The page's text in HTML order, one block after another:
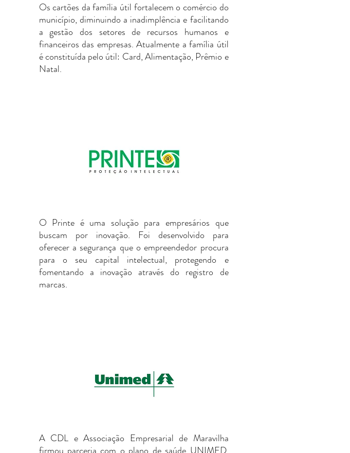
Os cartões da família útil fortalecem o comércio do
município, diminuindo a inadimplência e facilitando
a gestão dos setores de recursos humanos e
financeiros das empresas. Atualmente a família útil
é constituída pelo útil: Card, Alimentação, Prêmio e
Natal.
O Printe é uma solução para empresários que
buscam por inovação. Foi desenvolvido para
oferecer a segurança que o empreendedor procura
para o seu capital intelectual, protegendo e
fomentando a inovação através do registro de
marcas.
A CDL e Associação Empresarial de Maravilha